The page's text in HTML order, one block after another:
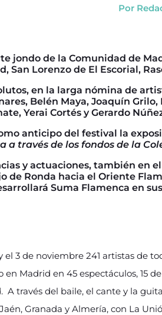
Por
jondo de la Comunidad de
San Lorenzo de El Escorial,
en la larga nómina de
Belén Maya, Joaquín
Yerai Cortés y Gerardo
anticipo del festival la
a través de los fondos de la
y actuaciones, también en
de Ronda hacia el Oriente
Suma Flamenca en
el 3 de noviembre 241 artistas de
Madrid en 45 espectáculos, 15
través del baile, el cante y la
Granada y Almería, con La